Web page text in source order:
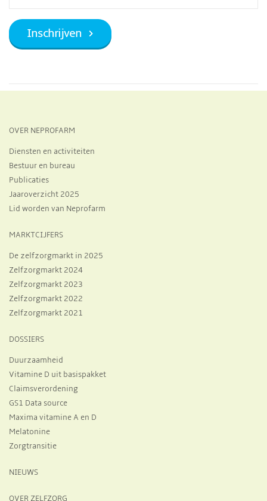
OVER NEPROFARM
Diensten en activiteiten
Bestuur en bureau
Publicaties
Jaaroverzicht 2025
Lid worden van Neprofarm
MARKTCIJFERS
De zelfzorgmarkt in 2025
Zelfzorgmarkt 2024
Zelfzorgmarkt 2023
Zelfzorgmarkt 2022
Zelfzorgmarkt 2021
DOSSIERS
Duurzaamheid
Vitamine D uit basispakket
Claimsverordening
GS1 Data source
Maxima vitamine A en D
Melatonine
Zorgtransitie
NIEUWS
OVER ZELFZORG